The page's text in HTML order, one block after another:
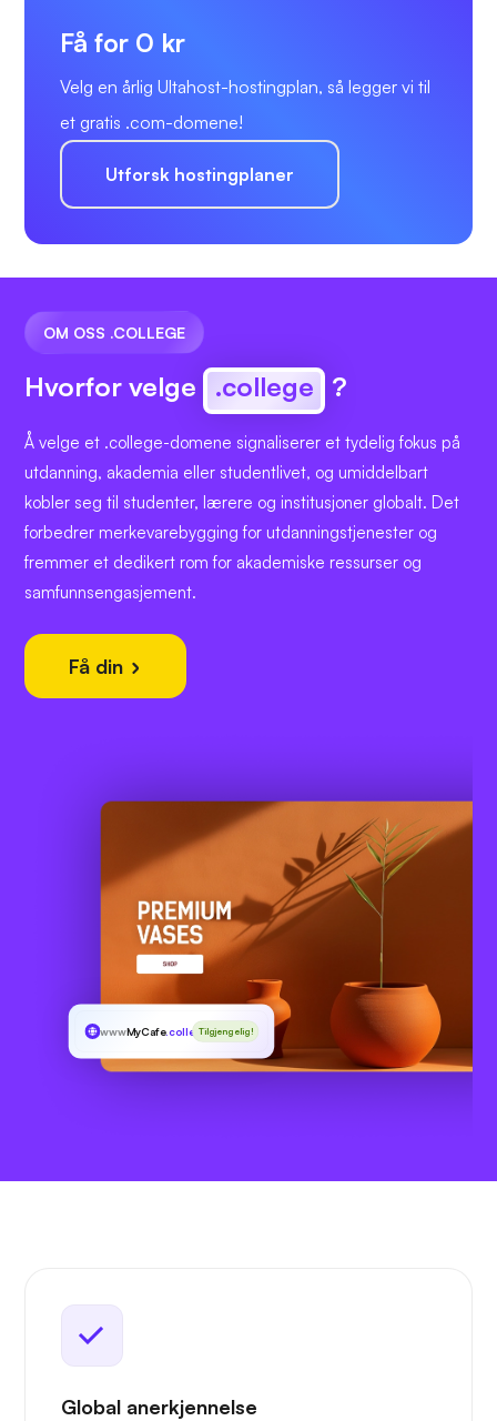
Få for 0 kr
Velg en årlig Ultahost-hostingplan, så legger vi til
et gratis .com-domene!
Utforsk hostingplaner
OM OSS .COLLEGE
Hvorfor velge .college ?
Å velge et .college-domene signaliserer et tydelig fokus på
utdanning, akademia eller studentlivet, og umiddelbart
kobler seg til studenter, lærere og institusjoner globalt. Det
forbedrer merkevarebygging for utdanningstjenester og
fremmer et dedikert rom for akademiske ressurser og
samfunnsengasjement.
Få din
wwwMyCafe.collegeTilgjengelig!
Global anerkjennelse